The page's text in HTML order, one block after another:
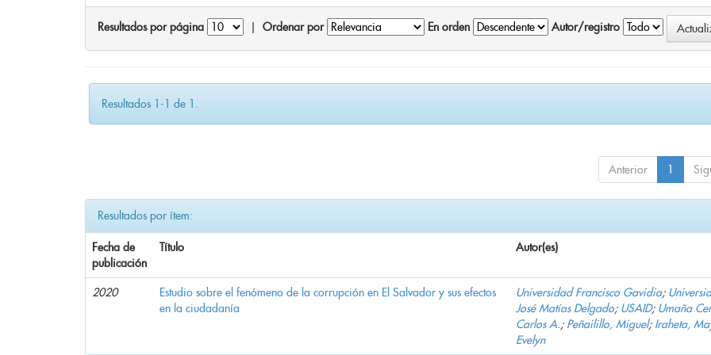
Resultados por página Ordenar por En orden Autor/registro
Resultados 1-1 de 1.
Anterior 1
Resultados por ítem:
Fecha de
publicación
Título Autor(es)
2020
Estudio sobre el fenómeno de la corrupción en El Salvador y sus efectos
en la ciudadanía
Universidad Francisco Gavidia;
José Matías Delgado; USAID; Umaña
Carlos A.; Peñailillo, Miguel; Iraheta,
Evelyn